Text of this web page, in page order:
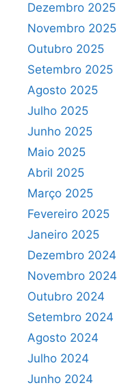
Dezembro 2025
Novembro 2025
Outubro 2025
Setembro 2025
Agosto 2025
Julho 2025
Junho 2025
Maio 2025
Abril 2025
Março 2025
Fevereiro 2025
Janeiro 2025
Dezembro 2024
Novembro 2024
Outubro 2024
Setembro 2024
Agosto 2024
Julho 2024
Junho 2024